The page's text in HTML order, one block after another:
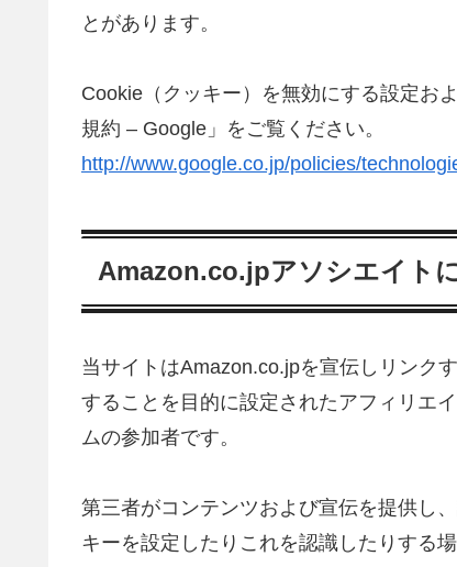
とがあります。
Cookie（クッキー）を無効にする設定お
規約 – Google」をご覧ください。
http://www.google.co.jp/policies/
Amazon.co.jpアソシエイト
当サイトはAmazon.co.jpを宣伝しリンク
することを目的に設定されたアフィリエ
ムの参加者です。
第三者がコンテンツおよび宣伝を提供し
キーを設定したりこれを認識したりする場